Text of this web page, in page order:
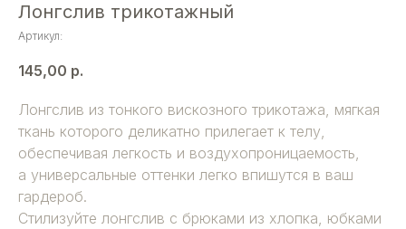
Лонгслив трикотажный
Артикул:
145,00 р.
Лонгслив из тонкого вискозного трикотажа, мягкая
ткань которого деликатно прилегает к телу,
обеспечивая легкость и воздухопроницаемость,
а универсальные оттенки легко впишутся в ваш
гардероб.
Стилизуйте лонгслив с брюками из хлопка, юбками